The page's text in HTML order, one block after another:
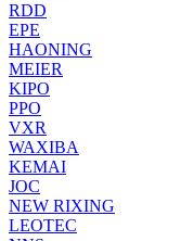
RDD
EPE
HAONING
MEIER
KIPO
PPO
VXR
WAXIBA
KEMAI
JOC
NEW RIXING
LEOTEC